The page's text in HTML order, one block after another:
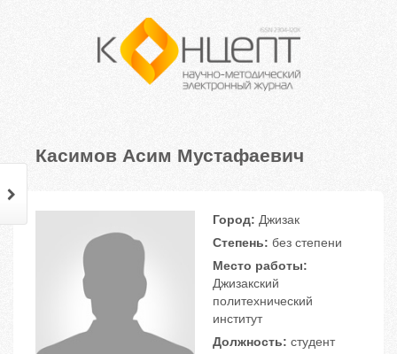
Касимов Асим Мустафаевич
Город: Джизак
Степень: без степени
Место работы:
Джизакский
политехнический
институт
Должность: студент